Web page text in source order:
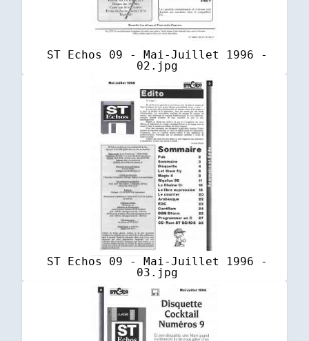
ST Echos 09 - Mai-Juillet 1996 -
02.jpg
ST Echos 09 - Mai-Juillet 1996 -
03.jpg